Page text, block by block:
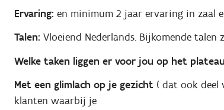
Ervaring: en minimum 2 jaar ervaring in zaal
Talen: Vloeiend Nederlands. Bijkomende talen
Welke taken liggen er voor jou op het
Met een glimlach op je gezicht ( dat ook deel
klanten waarbij je